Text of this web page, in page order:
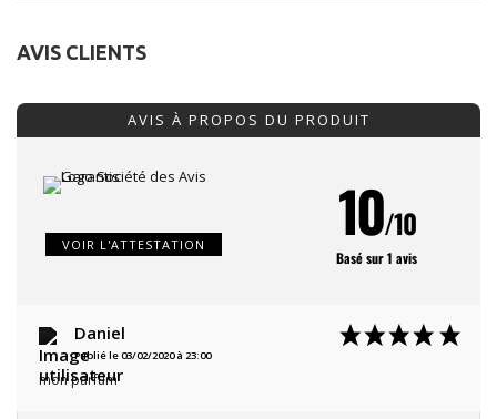
AVIS CLIENTS
AVIS À PROPOS DU PRODUIT
VOIR L'ATTESTATION 10/10
Basé sur 1 avis
Daniel
Publié le 03/02/2020 à 23:00
mon parfum